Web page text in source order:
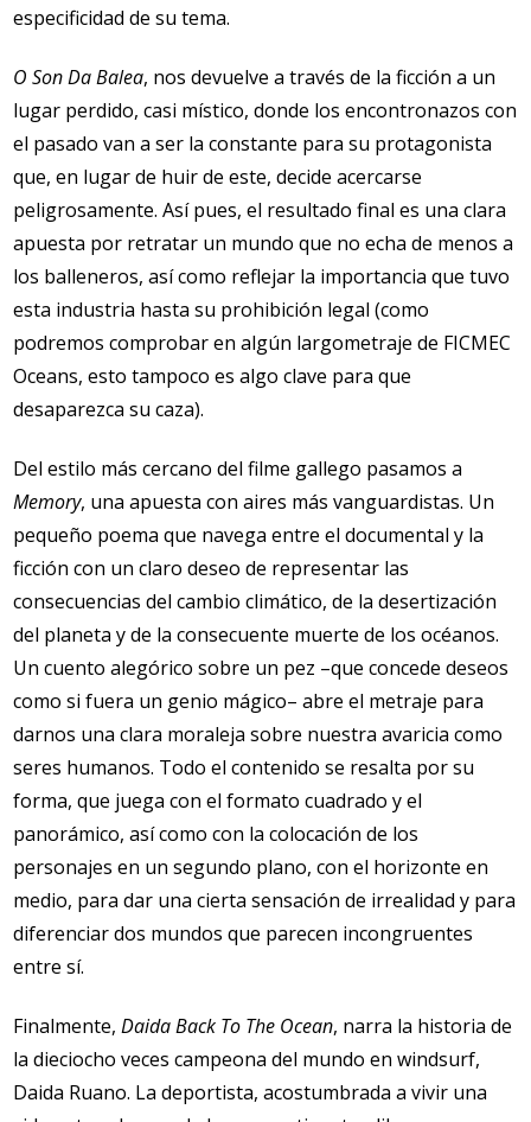
especificidad de su tema.
O Son Da Balea, nos devuelve a través de la ficción a un
lugar perdido, casi místico, donde los encontronazos con
el pasado van a ser la constante para su protagonista
que, en lugar de huir de este, decide acercarse
peligrosamente. Así pues, el resultado final es una clara
apuesta por retratar un mundo que no echa de menos a
los balleneros, así como reflejar la importancia que tuvo
esta industria hasta su prohibición legal (como
podremos comprobar en algún largometraje de FICMEC
Oceans, esto tampoco es algo clave para que
desaparezca su caza).
Del estilo más cercano del filme gallego pasamos a
Memory, una apuesta con aires más vanguardistas. Un
pequeño poema que navega entre el documental y la
ficción con un claro deseo de representar las
consecuencias del cambio climático, de la desertización
del planeta y de la consecuente muerte de los océanos.
Un cuento alegórico sobre un pez –que concede deseos
como si fuera un genio mágico– abre el metraje para
darnos una clara moraleja sobre nuestra avaricia como
seres humanos. Todo el contenido se resalta por su
forma, que juega con el formato cuadrado y el
panorámico, así como con la colocación de los
personajes en un segundo plano, con el horizonte en
medio, para dar una cierta sensación de irrealidad y para
diferenciar dos mundos que parecen incongruentes
entre sí.
Finalmente,Daida Back To The Ocean, narra la historia de
la dieciocho veces campeona del mundo en windsurf,
Daida Ruano. La deportista, acostumbrada a vivir una